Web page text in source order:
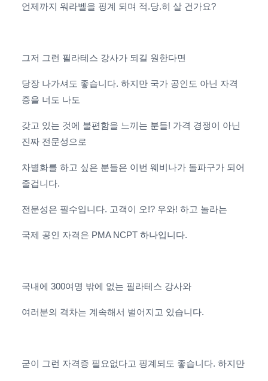
언제까지 워라벨을 핑계 되며 적.당.히 살 건가요?
그저 그런 필라테스 강사가 되길 원한다면
당장 나가셔도 좋습니다. 하지만 국가 공인도 아닌 자격
증을 너도 나도
갖고 있는 것에 불편함을 느끼는 분들! 가격 경쟁이 아닌
진짜 전문성으로
차별화를 하고 싶은 분들은 이번 웨비나가 돌파구가 되어
줄겁니다.
전문성은 필수입니다. 고객이 오!? 우와! 하고 놀라는
국제 공인 자격은 PMA NCPT 하나입니다.
국내에 300여명 밖에 없는 필라테스 강사와
여러분의 격차는 계속해서 벌어지고 있습니다.
굳이 그런 자격증 필요없다고 핑계되도 좋습니다. 하지만